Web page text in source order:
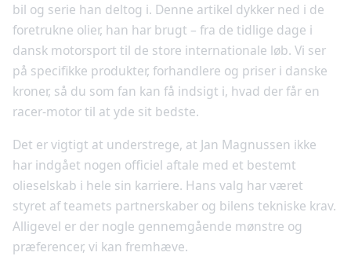
bil og serie han deltog i. Denne artikel dykker ned i de
foretrukne olier, han har brugt – fra de tidlige dage i
dansk motorsport til de store internationale løb. Vi ser
på specifikke produkter, forhandlere og priser i danske
kroner, så du som fan kan få indsigt i, hvad der får en
racer-motor til at yde sit bedste.
Det er vigtigt at understrege, at Jan Magnussen ikke
har indgået nogen officiel aftale med et bestemt
olieselskab i hele sin karriere. Hans valg har været
styret af teamets partnerskaber og bilens tekniske krav.
Alligevel er der nogle gennemgående mønstre og
præferencer, vi kan fremhæve.